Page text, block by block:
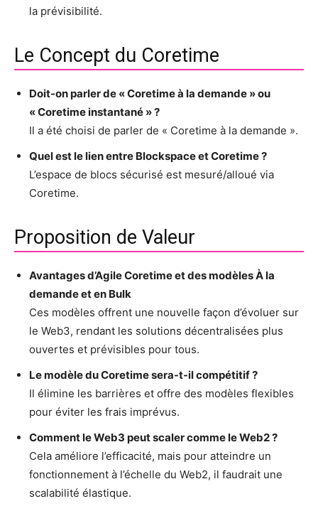
la prévisibilité.
Le Concept du Coretime
Doit-on parler de « Coretime à la demande » ou
« Coretime instantané » ?
Il a été choisi de parler de « Coretime à la demande ».
Quel est le lien entre Blockspace et Coretime ?
L’espace de blocs sécurisé est mesuré/alloué via
Coretime.
Proposition de Valeur
Avantages d’Agile Coretime et des modèles À la
demande et en Bulk
Ces modèles offrent une nouvelle façon d’évoluer sur
le Web3, rendant les solutions décentralisées plus
ouvertes et prévisibles pour tous.
Le modèle du Coretime sera-t-il compétitif ?
Il élimine les barrières et offre des modèles flexibles
pour éviter les frais imprévus.
Comment le Web3 peut scaler comme le Web2 ?
Cela améliore l’efficacité, mais pour atteindre un
fonctionnement à l’échelle du Web2, il faudrait une
scalabilité élastique.